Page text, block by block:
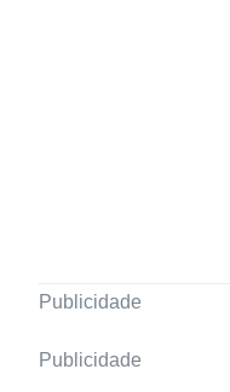
Publicidade
Publicidade